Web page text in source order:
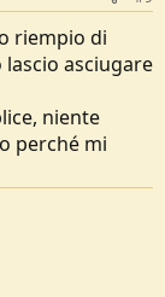
riempio di
asciugare
niente
perché mi